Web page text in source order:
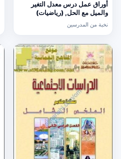
أوراق عمل درس معدل التغير
والميل مع الحل, (رياضيات)
الحادي عشر العام
نخبة من المدرسين